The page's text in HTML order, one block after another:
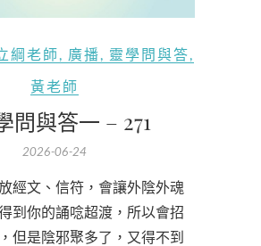
綱老師, 廣播, 靈學問與答,
黃老師
問與答一 – 271
2026-06-24
經文、信符，會讓外陰外魂
到你的誦唸超渡，所以會招
但是陰邪聚多了，又得不到